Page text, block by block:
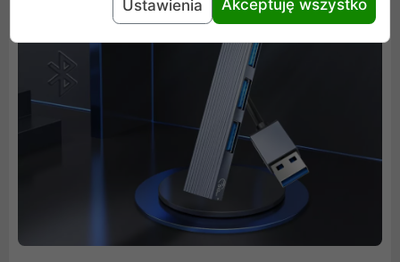
Ustawienia Akceptuję wszystko